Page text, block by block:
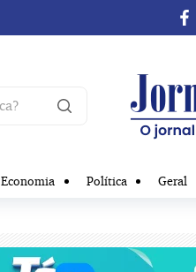
Economia Política Geral